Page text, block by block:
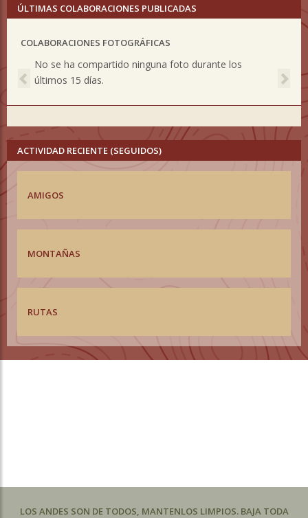
ÚLTIMAS COLABORACIONES PUBLICADAS
COLABORACIONES FOTOGRÁFICAS
No se ha compartido ninguna foto durante los
últimos 15 días.
Previous
ACTIVIDAD RECIENTE (SEGUIDOS)
AMIGOS
MONTAÑAS
RUTAS
LOS ANDES SON DE TODOS, MANTENLOS LIMPIOS. BAJA TODA